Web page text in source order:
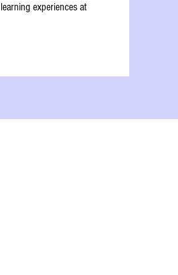
experiences at